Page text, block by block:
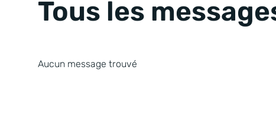
Tous les
Aucun message trouvé